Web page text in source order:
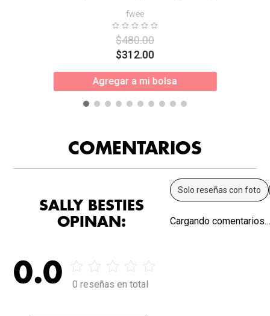
fwee
$480.00
$312.00
Agregar a mi bolsa
COMENTARIOS
SALLY BESTIES
OPINAN:
0.0 0 reseñas en total
Solo reseñas con foto
Cargando